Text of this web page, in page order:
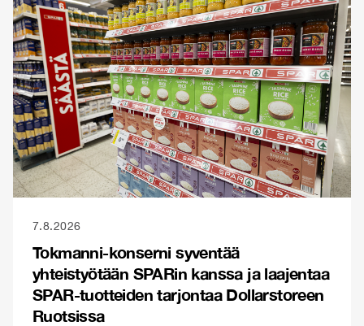
7.8.2026
Tokmanni-konserni syventää
yhteistyötään SPARin kanssa ja laajentaa
SPAR-tuotteiden tarjontaa Dollarstoreen
Ruotsissa